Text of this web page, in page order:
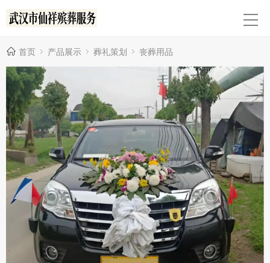
首页 产品展示 葬礼策划 丧葬用品